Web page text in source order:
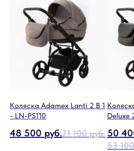
Коляска Adamex Lanti 2 В 1
- LN-PS110
48 500 руб.71 100 руб.
Deluxe
50
53 100